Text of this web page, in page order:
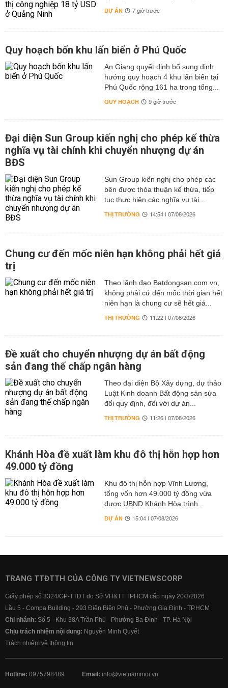
DỰ ÁN 7 giờ trước
Quy hoạch bốn khu lấn biển ở Phú Quốc
An Giang quyết định bổ sung định
hướng quy hoạch 4 khu lấn biển tại
Phú Quốc rộng 161 ha trong tổng...
QUY HOẠCH 9 giờ trước
Đại diện Sun Group kiến nghị cho phép kế thừa
nghĩa vụ tài chính khi chuyển nhượng dự án
BĐS
Sun Group kiến nghị cho phép các
bên được thỏa thuận kế thừa, tiếp
tục thực hiện các nghĩa vụ tài...
THỊ TRƯỜNG 14:54 | 07/08/2026
Chung cư đến mốc niên hạn không phải hết giá
trị
Theo lãnh đạo Batdongsan.com.vn,
không phải cứ đến mốc thời gian hết
niên hạn là chung cư sẽ hết giá...
THỊ TRƯỜNG 11:22 | 07/08/2026
Đề xuất cho chuyển nhượng dự án bất động
sản đang thế chấp ngân hàng
Theo đại diện Bộ Xây dựng, dự thảo
Luật Kinh doanh Bất động sản sửa
đổi quy định, đối với dự án...
THỊ TRƯỜNG 11:26 | 07/08/2026
Khánh Hòa đề xuất làm khu đô thị hỗn hợp hơn
49.000 tỷ đồng
Khu đô thị hỗn hợp Vĩnh Lương,
tổng vốn hơn 49.000 tỷ đồng vừa
được UBND Khánh Hòa trình...
DỰ ÁN 15:04 | 07/08/2026
TRANG TTĐTTH CỦA CÔNG TY VIETNEWSCORP
Giấy phép số 3324/GP-TTĐT do Sở VH&TT TPHCM cấp ngày 20/3/2026
Lầu 5 - Compa Building - 293 Điện Biên Phủ - Phường Gia Định - TP.HCM
Chi nhánh: Số 5 - Khu 38A Trần Phú - Phường Ba Đình - TP. Hà Nội
Chịu trách nhiệm nội dung: Nguyễn Minh Quyết
Trách nhiệm về thông tin
Hotline: 0975798489 Email: info@vietnammoi.vn